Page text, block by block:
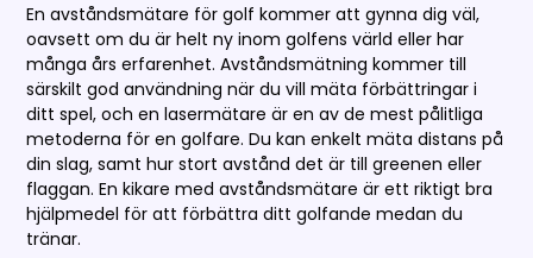
En avståndsmätare för golf kommer att gynna dig väl,
oavsett om du är helt ny inom golfens värld eller har
många års erfarenhet. Avståndsmätning kommer till
särskilt god användning när du vill mäta förbättringar i
ditt spel, och en lasermätare är en av de mest pålitliga
metoderna för en golfare. Du kan enkelt mäta distans på
din slag, samt hur stort avstånd det är till greenen eller
flaggan. En kikare med avståndsmätare är ett riktigt bra
hjälpmedel för att förbättra ditt golfande medan du
tränar.